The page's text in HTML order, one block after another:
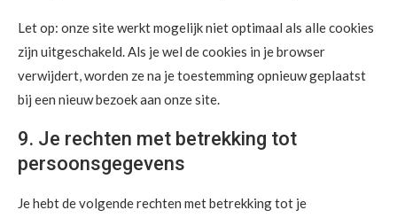
Let op: onze site werkt mogelijk niet optimaal als alle cookies
zijn uitgeschakeld. Als je wel de cookies in je browser
verwijdert, worden ze na je toestemming opnieuw geplaatst
bij een nieuw bezoek aan onze site.
9. Je rechten met betrekking tot
persoonsgegevens
Je hebt de volgende rechten met betrekking tot je